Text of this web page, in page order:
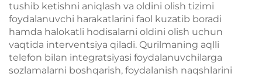
tushib ketishni aniqlash va oldini olish tizimi
foydalanuvchi harakatlarini faol kuzatib boradi
hamda halokatli hodisalarni oldini olish uchun
vaqtida interventsiya qiladi. Qurilmaning aqlli
telefon bilan integratsiyasi foydalanuvchilarga
sozlamalarni boshqarish, foydalanish naqshlarini